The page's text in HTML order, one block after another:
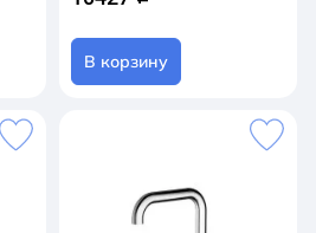
В корзину